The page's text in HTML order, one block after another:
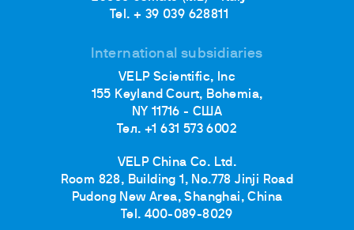
Tel. + 39 039 628811
International subsidiaries
VELP Scientific, Inc
155 Keyland Court, Bohemia,
NY 11716 - США
Тел. +1 631 573 6002
VELP China Co. Ltd.
Room 828, Building 1, No.778 Jinji Road
Pudong New Area, Shanghai, China
Tel. 400-089-8029